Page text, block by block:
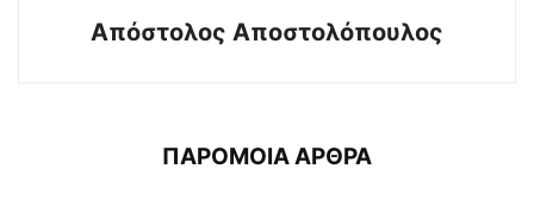
Απόστολος Αποστολόπουλος
ΠΑΡΟΜΟΙΑ ΑΡΘΡΑ